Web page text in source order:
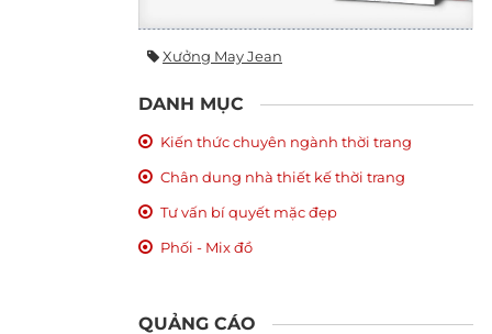
Xưởng May Jean
DANH MỤC
Kiến thức chuyên ngành thời trang
Chân dung nhà thiết kế thời trang
Tư vấn bí quyết mặc đẹp
Phối - Mix đồ
QUẢNG CÁO